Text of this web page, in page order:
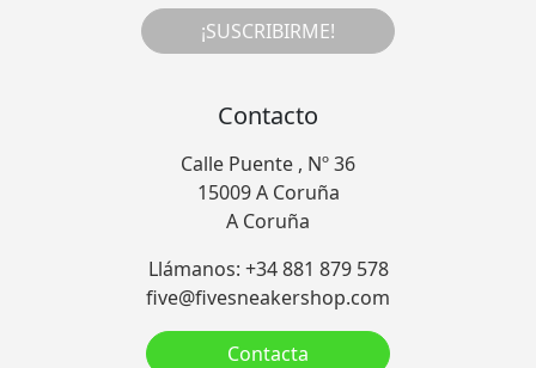
¡SUSCRIBIRME!
Contacto
Calle Puente , Nº 36
15009 A Coruña
A Coruña
Llámanos: +34 881 879 578
five@fivesneakershop.com
Contacta